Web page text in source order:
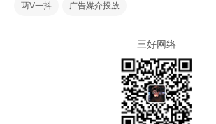
两V一抖 广告媒介投放
三好网络